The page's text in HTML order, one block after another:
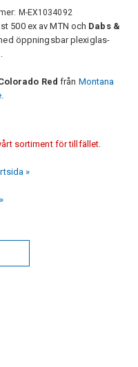
M-EX1034092
500 ex av MTN och Dabs &
öppningsbar plexiglas-
Red från Montana
.
sortiment för tillfället.
»